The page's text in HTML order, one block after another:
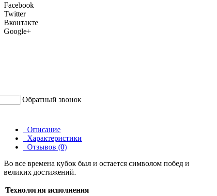
Facebook
Twitter
Вконтакте
Google+
Обратный звонок
Описание
Характеристики
Отзывов (0)
Во все времена кубок был и остается символом побед и
великих достижений.
Технология исполнения